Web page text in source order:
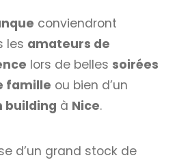
conviendront
les amateurs de
lors de belles soirées
famille ou bien d’un
building à Nice.
d’un grand stock de